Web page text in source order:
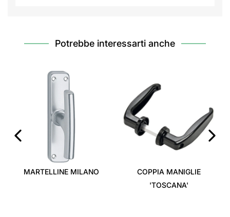
Potrebbe interessarti anche
MARTELLINE MILANO
COPPIA MANIGLIE
'TOSCANA'